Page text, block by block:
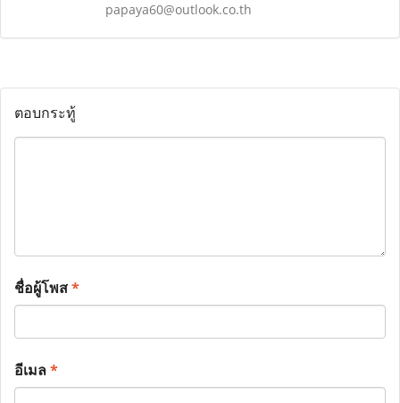
papaya60@outlook.co.th
ตอบกระทู้
ชื่อผู้โพส*
อีเมล*